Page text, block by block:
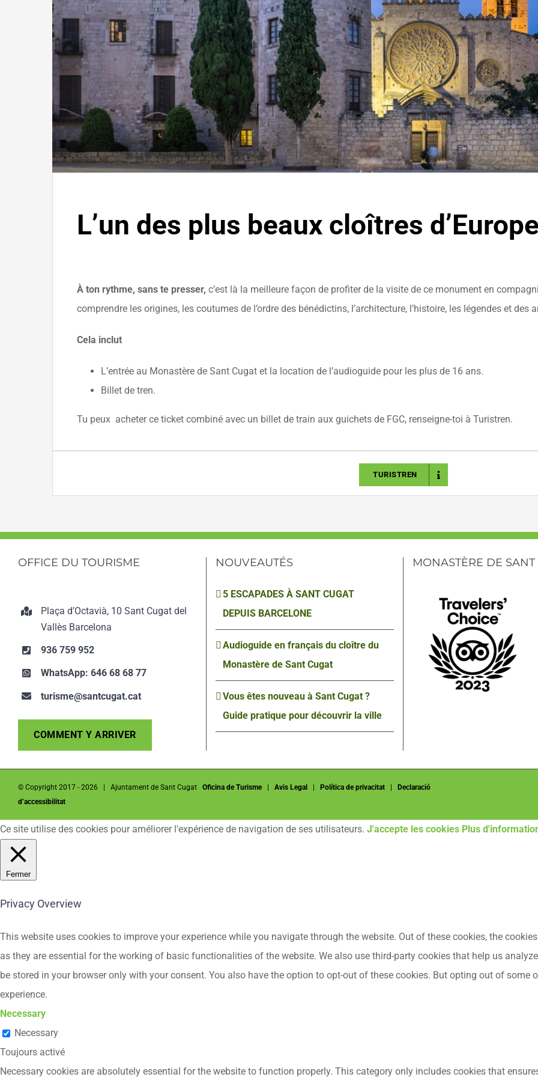
L’un des plus beaux cloîtres
À ton rythme, sans te presser, c’est là la meilleure façon de profiter de la visite de ce monument en
comprendre les origines, les coutumes de l’ordre des bénédictins, l’architecture, l’histoire, les légendes et des
Cela inclut
L’entrée au Monastère de Sant Cugat et la location de l’audioguide pour les plus de 16 ans.
Billet de tren.
Tu peux acheter ce ticket combiné avec un billet de train aux guichets de FGC, renseigne-toi à Turistren.
TURISTREN
OFFICE DU TOURISME
Plaça d’Octavià, 10 Sant Cugat del
Vallès Barcelona
936 759 952
WhatsApp: 646 68 68 77
turisme@santcugat.cat
COMMENT Y ARRIVER
NOUVEAUTÉS
5 ESCAPADES À SANT CUGAT
DEPUIS BARCELONE
Audioguide en français du cloître du
Monastère de Sant Cugat
Vous êtes nouveau à Sant Cugat ?
Guide pratique pour découvrir la ville
MONASTÈRE DE SANT
© Copyright 2017 - 2026 | Ajuntament de Sant Cugat Oficina de Turisme| Avis Legal Política de privacitat
Declaració
d’accessibilitat
Ce site utilise des cookies pour améliorer l'expérience de navigation de ses utilisateurs. J'accepte les cookies Plus
Fermer
Privacy Overview
This website uses cookies to improve your experience while you navigate through the website. Out of these cookies, the
as they are essential for the working of basic functionalities of the website. We also use third-party cookies that help us
be stored in your browser only with your consent. You also have the option to opt-out of these cookies. But opting out of
experience.
Necessary
Necessary
Toujours activé
Necessary cookies are absolutely essential for the website to function properly. This category only includes cookies that